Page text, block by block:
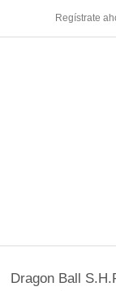
Regístrate
Dragon Ball